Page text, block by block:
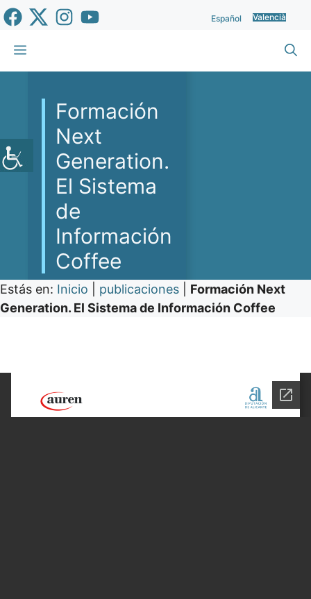
Vés
al
contingut
Español Valencià
Menu
Formación
Next
Generation.
El Sistema
de
Información
Coffee
Estás en: Inicio publicaciones
Formación Next
Generation. El Sistema de Información Coffee